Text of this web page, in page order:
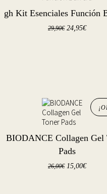
gh Kit Esenciales Función
29,90€ 24,95€
BIODANCE Collagen Gel
Pads
26,00€ 15,00€